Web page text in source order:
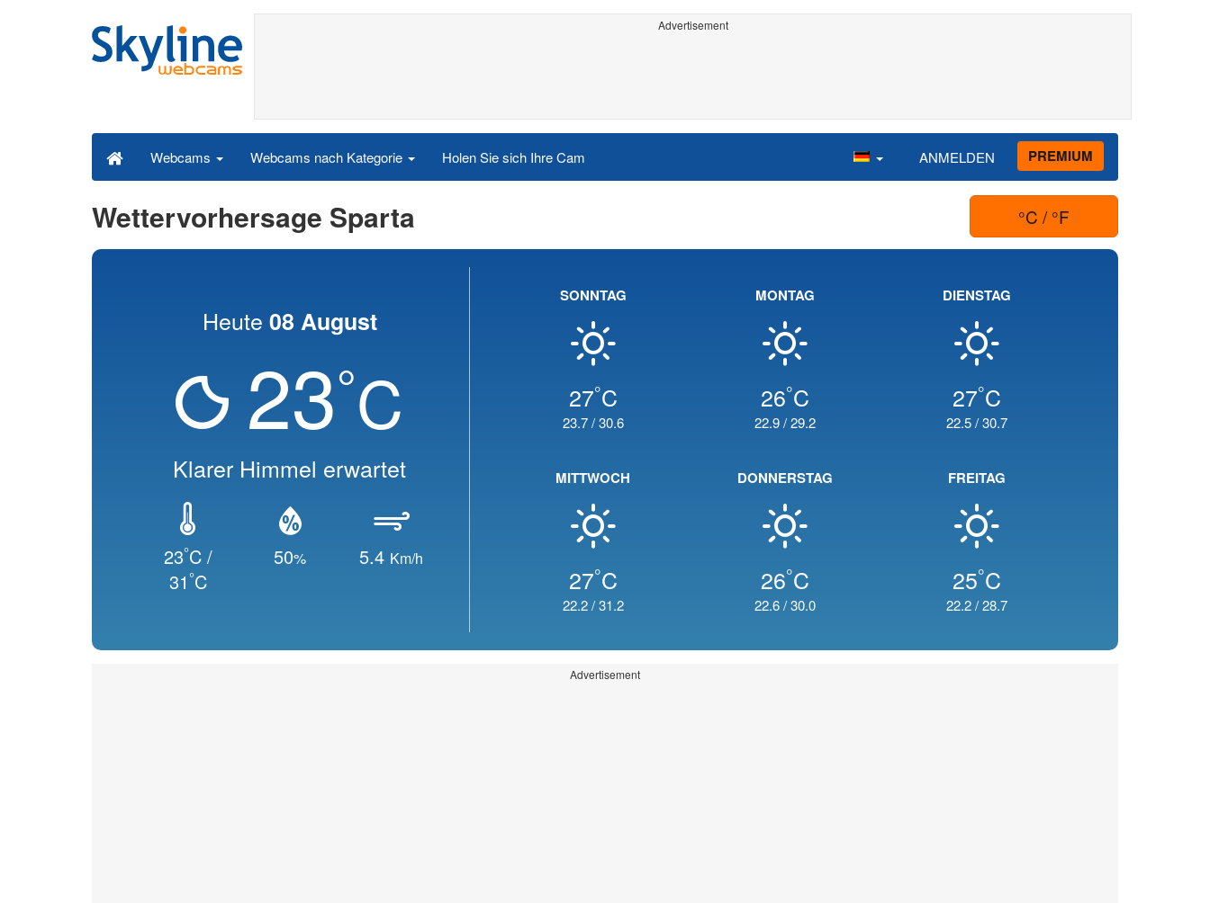
Advertisement
Webcams Webcams nach Kategorie Holen Sie sich Ihre Cam ANMELDEN PREMIUM
Wettervorhersage Sparta °C / °F
Heute 08 August
23°C
Klarer Himmel erwartet
23°C /
31°C
50% 5.4 Km/h
SONNTAG
27°C
23.7/30.6
MONTAG
26°C
22.9/29.2
DIENSTAG
27°C
22.5/30.7
MITTWOCH
27°C
22.2/31.2
DONNERSTAG
26°C
22.6/30.0
FREITAG
25°C
22.2/28.7
Advertisement